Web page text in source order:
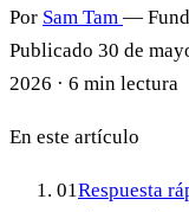
Por Sam Tam —
Publicado 30 de
2026 · 6 min lectura
En este artículo
01Respuesta